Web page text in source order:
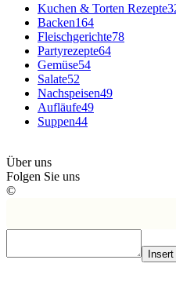
Kuchen & Torten Rezepte
Backen164
Fleischgerichte78
Partyrezepte64
Gemüse54
Salate52
Nachspeisen49
Aufläufe49
Suppen44
Über uns
Folgen Sie uns
©
Insert